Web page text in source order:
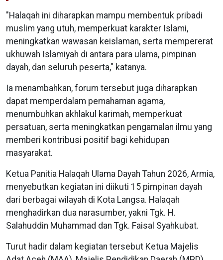
"Halaqah ini diharapkan mampu membentuk pribadi
muslim yang utuh, memperkuat karakter Islami,
meningkatkan wawasan keislaman, serta mempererat
ukhuwah Islamiyah di antara para ulama, pimpinan
dayah, dan seluruh peserta," katanya.
Ia menambahkan, forum tersebut juga diharapkan
dapat memperdalam pemahaman agama,
menumbuhkan akhlakul karimah, memperkuat
persatuan, serta meningkatkan pengamalan ilmu yang
memberi kontribusi positif bagi kehidupan
masyarakat.
Ketua Panitia Halaqah Ulama Dayah Tahun 2026, Armia,
menyebutkan kegiatan ini diikuti 15 pimpinan dayah
dari berbagai wilayah di Kota Langsa. Halaqah
menghadirkan dua narasumber, yakni Tgk. H.
Salahuddin Muhammad dan Tgk. Faisal Syahkubat.
Turut hadir dalam kegiatan tersebut Ketua Majelis